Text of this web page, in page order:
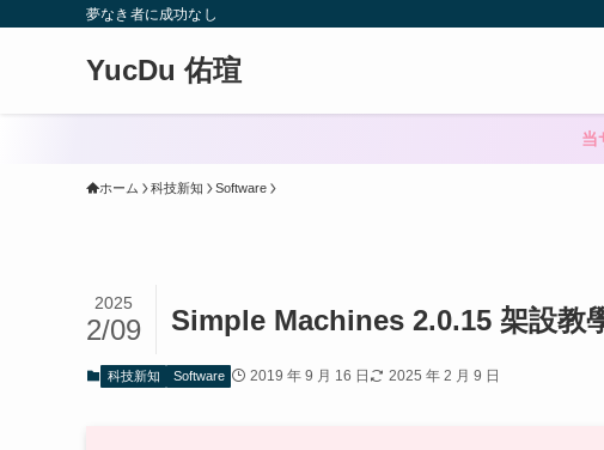
夢なき者に成功なし
YucDu 佑瑄
当
ホーム 科技新知 Software
Simple Machines 2.0.15 架設教
2025
2/09
科技新知 Software 2019 年 9 月 16 日 2025 年 2 月 9 日